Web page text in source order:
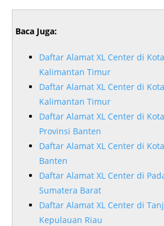
Baca Juga:
Daftar Alamat XL Center di
Kalimantan Timur
Daftar Alamat XL Center di
Kalimantan Timur
Daftar Alamat XL Center di
Provinsi Banten
Daftar Alamat XL Center di
Banten
Daftar Alamat XL Center di
Sumatera Barat
Daftar Alamat XL Center di
Kepulauan Riau